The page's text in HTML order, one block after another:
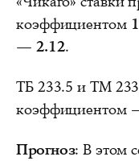
коэффициентом
— 2.12.
ТБ 233.5 и ТМ
коэффициентом
Прогноз: В этом